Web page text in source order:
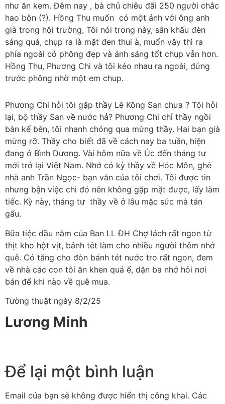
như ăn kem. Đêm nay , bà chủ chiêu đãi 250 người chắc
hao bộn (?). Hồng Thu muốn có một ảnh với ông anh
già trong hội trường, Tôi nói trong này, sân khấu đèn
sáng quá, chụp ra là mặt đen thui à, muốn vậy thì ra
phía ngoài có phông đẹp và ánh sáng tốt chụp vẫn hơn.
Hồng Thu, Phương Chi và tôi kéo nhau ra ngoài, đứng
trước phông nhờ một em chup.
Phương Chi hỏi tôi gặp thầy Lê Kông San chưa ? Tôi hỏi
lại, bộ thầy San về nước hả? Phương Chi chỉ thầy ngồi
bàn kế bên, tôi nhanh chóng qua mừng thầy. Hai bạn già
mừng rỡ. Thầy cho biết đã về cách nay ba tuần, hiện
đang ở Bình Dương. Vài hôm nữa về Úc đến tháng tư
mới trở lại Việt Nam. Nhớ có kỳ thầy về Hóc Môn, ghé
nhà anh Trần Ngọc- bạn văn của tôi chơi. Tôi được tin
nhưng bận việc chi đó nên không gặp mặt được, lấy làm
tiếc. Kỳ này, tháng tư thầy về ở lâu mặc sức mà tán
gẩu.
Bữa tiệc dầu năm của Ban LL ĐH Chợ lách rất ngon từ
thịt kho hột vịt, bánh tét làm cho nhiều người thêm nhớ
quê. Có tăng cho đòn bánh tét nước tro rất ngon, đem
về nhà các con tôi ăn khen quá ể, dặn ba nhớ hỏi nơi
bán để khi nào về quê mua.
Tường thuật ngày 8/2/25
Lương Minh
Để lại một bình luận
Email của bạn sẽ không được hiển thị công khai. Các